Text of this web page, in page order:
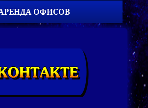
ОФИСОВ